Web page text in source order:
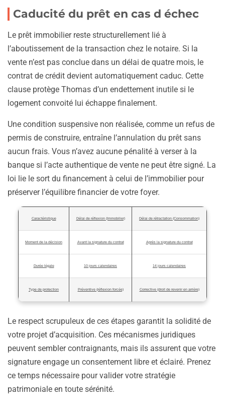
Caducité du prêt en cas d échec
Le prêt immobilier reste structurellement lié à
l’aboutissement de la transaction chez le notaire. Si la
vente n’est pas conclue dans un délai de quatre mois, le
contrat de crédit devient automatiquement caduc. Cette
clause protège Thomas d’un endettement inutile si le
logement convoité lui échappe finalement.
Une condition suspensive non réalisée, comme un refus de
permis de construire, entraîne l’annulation du prêt sans
aucun frais. Vous n’avez aucune pénalité à verser à la
banque si l’acte authentique de vente ne peut être signé. La
loi lie le sort du financement à celui de l’immobilier pour
préserver l’équilibre financier de votre foyer.
Caractéristique Délai de réflexion (Immobilier) Délai de rétractation (Consommation)
Moment de la décision Avant la signature du contrat Après la signature du contrat
Durée légale 10 jours calendaires 14 jours calendaires
Type de protection Préventive (réflexion forcée) Corrective (droit de revenir en arrière)
Le respect scrupuleux de ces étapes garantit la solidité de
votre projet d’acquisition. Ces mécanismes juridiques
peuvent sembler contraignants, mais ils assurent que votre
signature engage un consentement libre et éclairé. Prenez
ce temps nécessaire pour valider votre stratégie
patrimoniale en toute sérénité.